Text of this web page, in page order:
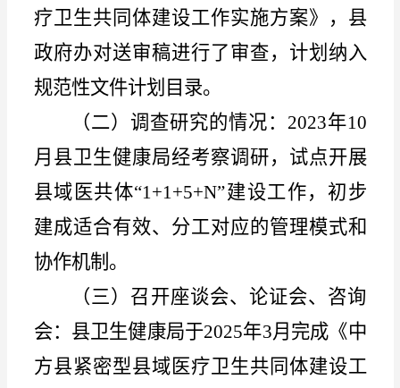
疗卫生共同体建设工作实施方案》，县
政府办对送审稿进行了审查，计划纳入
规范性文件计划目录。
（二）调查研究的情况： 2023年10
月县卫生健康局经考察调研，试点开展
县域医共体“1+1+5+N”建设工作，初步
建成适合有效、分工对应的管理模式和
协作机制。
（三）召开座谈会、论证会、咨询
会： 县卫生健康局于2025年3月完成《中
方县紧密型县域医疗卫生共同体建设工